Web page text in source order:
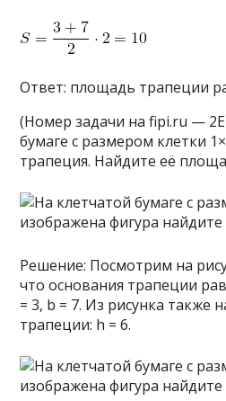
Ответ: площадь трапеции
(Номер задачи на fipi.ru —
бумаге с размером клетки
трапеция. Найдите её
Решение: Посмотрим на
что основания трапеции
= 3, b = 7. Из рисунка также
трапеции: h = 6.